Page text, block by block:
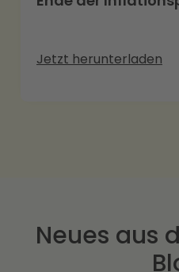
Jetzt herunterladen
Neues aus